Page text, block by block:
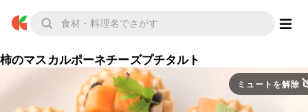
柿のマスカルポーネチーズプチタルト
ミュートを解除